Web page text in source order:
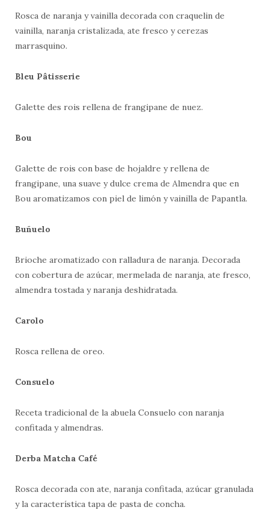
Rosca de naranja y vainilla decorada con craquelin de
vainilla, naranja cristalizada, ate fresco y cerezas
marrasquino.
Bleu Pâtisserie
Galette des rois rellena de frangipane de nuez.
Bou
Galette de rois con base de hojaldre y rellena de
frangipane, una suave y dulce crema de Almendra que en
Bou aromatizamos con piel de limón y vainilla de Papantla.
Buñuelo
Brioche aromatizado con ralladura de naranja. Decorada
con cobertura de azúcar, mermelada de naranja, ate fresco,
almendra tostada y naranja deshidratada.
Carolo
Rosca rellena de oreo.
Consuelo
Receta tradicional de la abuela Consuelo con naranja
confitada y almendras.
Derba Matcha Café
Rosca decorada con ate, naranja confitada, azúcar granulada
y la característica tapa de pasta de concha.